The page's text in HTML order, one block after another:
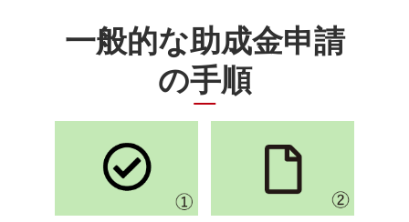
一般的な助成金申請
の手順